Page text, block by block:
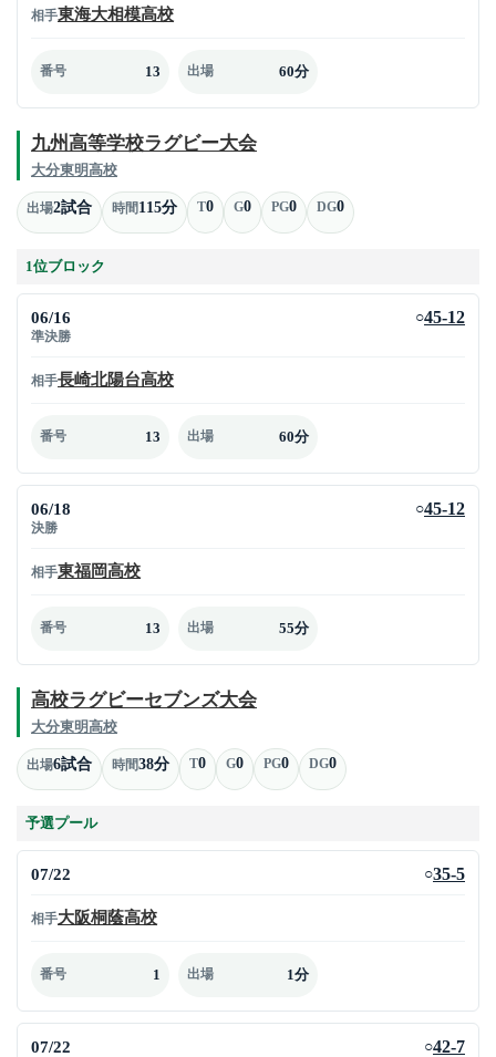
相手東海大相模高校
番号 13 出場 60分
九州高等学校ラグビー大会
大分東明高校
出場2試合 時間115分 T0 G0 PG0 DG0
1位ブロック
06/16
準決勝
○45-12
相手長崎北陽台高校
番号 13 出場 60分
06/18
決勝
○45-12
相手東福岡高校
番号 13 出場 55分
高校ラグビーセブンズ大会
大分東明高校
出場6試合 時間38分 T0 G0 PG0 DG0
予選プール
07/22 ○35-5
相手大阪桐蔭高校
番号 1 出場 1分
07/22 ○42-7